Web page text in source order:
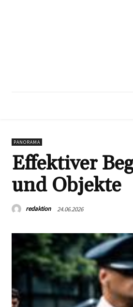
PANORAMA
Effektiver
und Objekte
redaktion 24.06.2026